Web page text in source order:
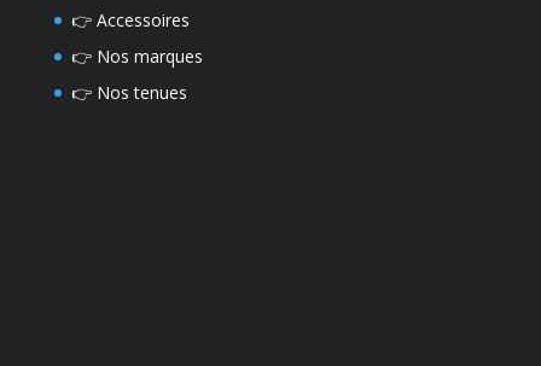
👉 Accessoires
👉 Nos marques
👉 Nos tenues